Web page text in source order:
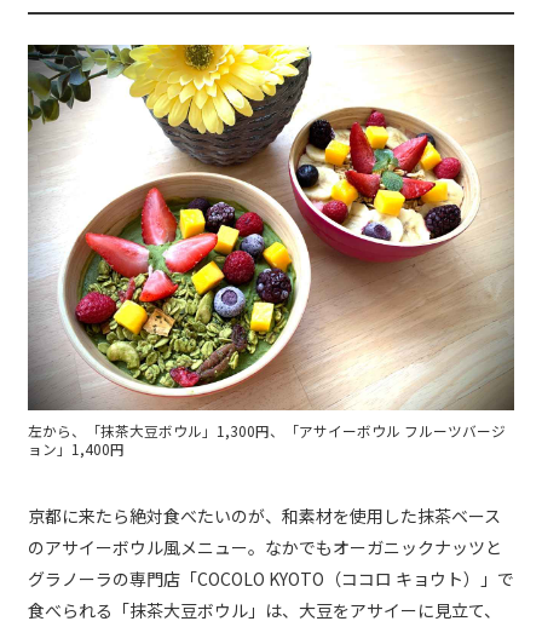
左から、「抹茶大豆ボウル」1,300円、「アサイーボウル フルーツバージ
ョン」1,400円
京都に来たら絶対食べたいのが、和素材を使用した抹茶ベース
のアサイーボウル風メニュー。なかでもオーガニックナッツと
グラノーラの専門店「COCOLO KYOTO（ココロ キョウト）」で
食べられる「抹茶大豆ボウル」は、大豆をアサイーに見立て、